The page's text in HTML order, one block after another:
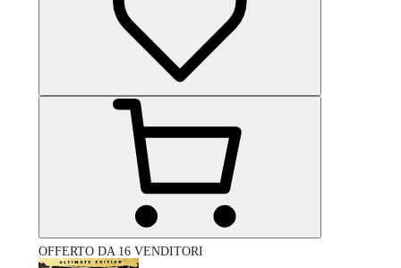
OFFERTO DA 16 VENDITORI